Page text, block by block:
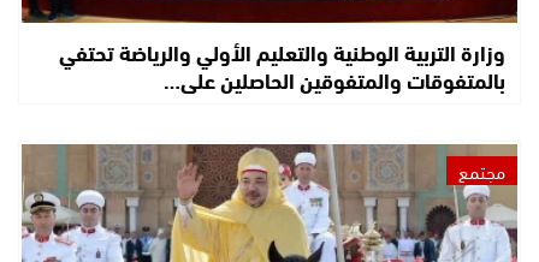
وزارة التربية الوطنية والتعليم الأولي والرياضة تحتفي
بالمتفوقات والمتفوقين الحاصلين على…
مجتمع